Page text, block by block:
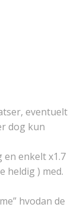
eventuelt
dog kun
en enkelt x1.7
heldig ) med.
hvodan de